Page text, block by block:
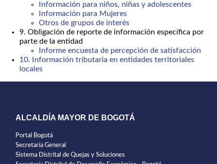
Información para niños, niñas y adolescentes
Información para Mujeres
Otros de grupos de interés
9. Obligación de reporte de información específica por
parte de la entidad
Informe encuesta de percepción de satisfacción
10. Información tributaria en entidades territoriales
locales
ALCALDÍA MAYOR DE BOGOTÁ
Portal Bogotá
Secretaría General
Sistema Distrital de Quejas y Soluciones